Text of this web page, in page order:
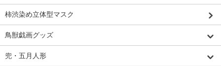
柿渋染め立体型マスク
鳥獣戯画グッズ
兜・五月人形